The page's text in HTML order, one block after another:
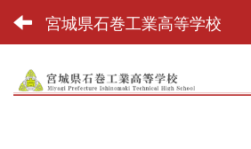
宮城県石巻工業高等学校